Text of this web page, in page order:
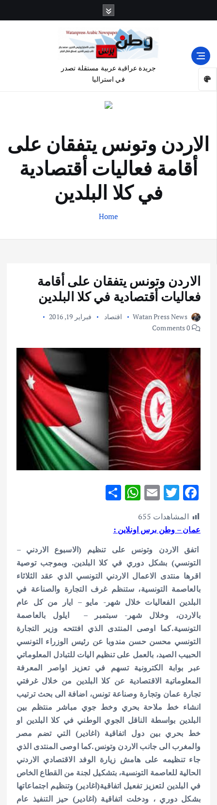
جريدة عراقية عربية مستقلة تصدر
في استراليا
الاردن وتونس يتفقان على
أقامة فعاليات أقتصادية
في كلا البلدين
Home
الاردن وتونس يتفقان على أقامة
فعاليات أقتصادية في كلا البلدين
Watan Press News اقتصاد
فبراير 19, 2016
F
ac
e
b
o
o
k
T
w
it
te
r
E
ai
l
W
at
s
A
p
p
المشاهدات 655
عمان – وطن برس اونلاين :
اتفق الاردن وتونس على تنظيم (الاسبوع الاردني –
التونسي) بشكل دوري في كلا البلدين. وبموجب توصية
اقرها منتدى الاعمال الاردني التونسي الذي عقد الثلاثاء
بالعاصمة التونسية، ستنظم غرف التجارة والصناعة في
البلدين الفعاليات خلال شهر- مايو – ايار من كل عام
بالاردن، وخلال شهر- سبتمبر – ايلول بالعاصمة
التونسية.كما اوصى المنتدى الذي افتتحه وزير التجارة
التونسي محسن حسن مندوبا عن رئيس الوزراء التونسي
الحبيب الصيد، بالعمل على تنظيم اليات للتبادل المعلوماتي
عبر بوابة الكترونية تسهم في تعزيز اواصر المعرفة
المعلوماتية الاقتصادية عن كلا البلدين من خلال غرفتي
تجارة عمان وتجارة وصناعة تونس، اضافة الى بحث ترتيب
انشاء خط ملاحة بحري وخط جوي مباشر منتظم بين
البلدين بواسطة الناقل الجوي الوطني في كلا البلدين او
خط بحري بين دول اتفاقية (اغادير) التي تضم مصر
والمغرب الى جانب الاردن وتونس.كما اوصى المنتدى الذي
جاء تنظيمه على هامش زيارة الوفد الاقتصادي الاردني
الحالية للعاصمة التونسية، بتشكيل لجنة من القطاع الخاص
في البلدين لتعزيز تفعيل اتفاقية(اغادير) وتنظيم اجتماعاتها
بشكل دوري ، ودخلت اتفاقية (اغادير) حيز التنفيذ عام